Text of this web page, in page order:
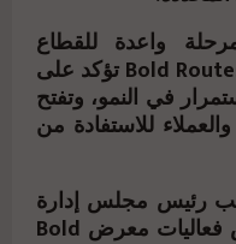
واعدة للقطاع
العقاري، وفعاليات مثل Bold Routes Expo تؤكد على
في النمو، وتفتح
للاستفادة من
رئيس مجلس إدارة
شركة بولد روتس، على هامش فعاليات معرض Bold